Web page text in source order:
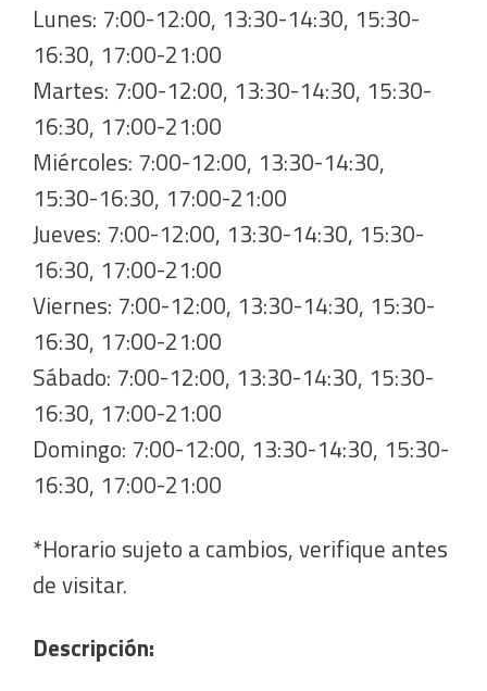
Lunes: 7:00-12:00, 13:30-14:30, 15:30-
16:30, 17:00-21:00
Martes: 7:00-12:00, 13:30-14:30, 15:30-
16:30, 17:00-21:00
Miércoles: 7:00-12:00, 13:30-14:30,
15:30-16:30, 17:00-21:00
Jueves: 7:00-12:00, 13:30-14:30, 15:30-
16:30, 17:00-21:00
Viernes: 7:00-12:00, 13:30-14:30, 15:30-
16:30, 17:00-21:00
Sábado: 7:00-12:00, 13:30-14:30, 15:30-
16:30, 17:00-21:00
Domingo: 7:00-12:00, 13:30-14:30, 15:30-
16:30, 17:00-21:00
*Horario sujeto a cambios, verifique antes
de visitar.
Descripción: